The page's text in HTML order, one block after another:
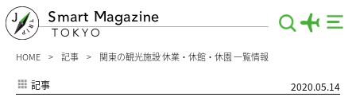
Smart Magazine
TOKYO
HOME 記事 関東の観光施設 休業・休館・休園 一覧情報
記事 2020.05.14